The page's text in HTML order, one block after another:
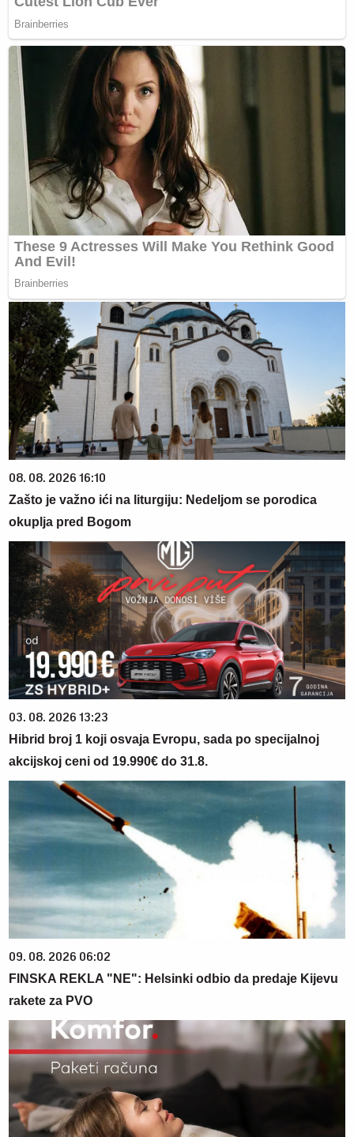
08. 08. 2026 16:10
Zašto je važno ići na liturgiju: Nedeljom se porodica
okuplja pred Bogom
03. 08. 2026 13:23
Hibrid broj 1 koji osvaja Evropu, sada po specijalnoj
akcijskoj ceni od 19.990€ do 31.8.
09. 08. 2026 06:02
FINSKA REKLA "NE": Helsinki odbio da predaje Kijevu
rakete za PVO